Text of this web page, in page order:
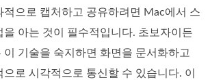
적으로 캡처하고 공유하려면 Mac에서 스
을 아는 것이 필수적입니다. 초보자이든
이 기술을 숙지하면 화면을 문서화하고
로 시각적으로 통신할 수 있습니다. 이